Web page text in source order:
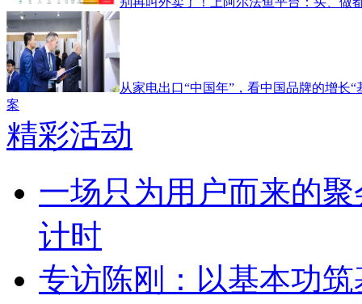
从家电出口“中国年”，看中国品牌的增长“
案
精彩活动
一场只为用户而来的
计时
专访陈刚：以基本功